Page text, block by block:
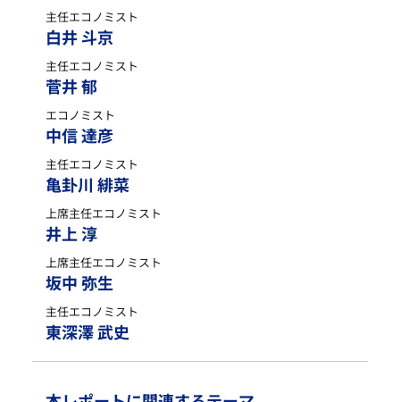
主任エコノミスト
白井 斗京
主任エコノミスト
菅井 郁
エコノミスト
中信 達彦
主任エコノミスト
亀卦川 緋菜
上席主任エコノミスト
井上 淳
上席主任エコノミスト
坂中 弥生
主任エコノミスト
東深澤 武史